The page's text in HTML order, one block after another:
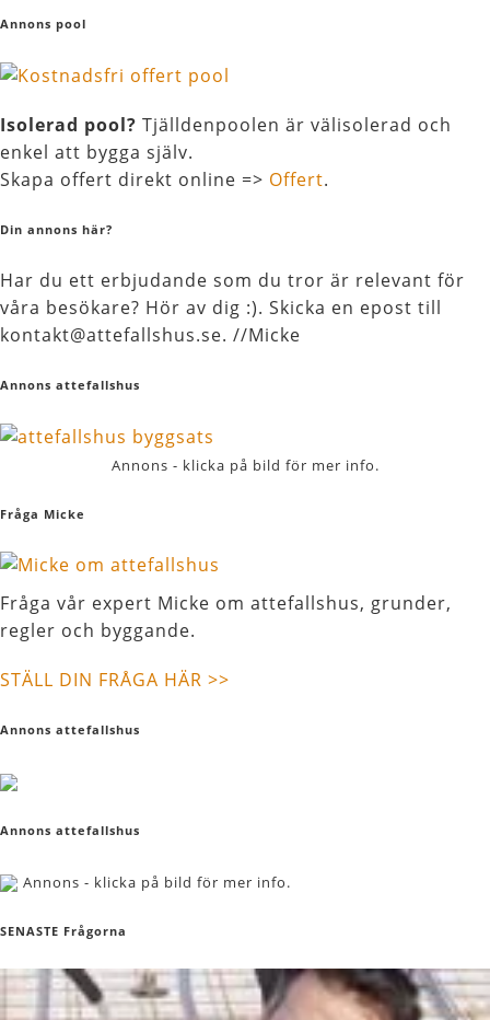
Annons pool
Isolerad pool? Tjälldenpoolen är välisolerad och
enkel att bygga själv.
Skapa offert direkt online => Offert.
Din annons här?
Har du ett erbjudande som du tror är relevant för
våra besökare? Hör av dig :). Skicka en epost till
kontakt@attefallshus.se. //Micke
Annons attefallshus
Annons - klicka på bild för mer info.
Fråga Micke
Fråga vår expert Micke om attefallshus, grunder,
regler och byggande.
STÄLL DIN FRÅGA HÄR >>
Annons attefallshus
Annons attefallshus
Annons - klicka på bild för mer info.
SENASTE Frågorna